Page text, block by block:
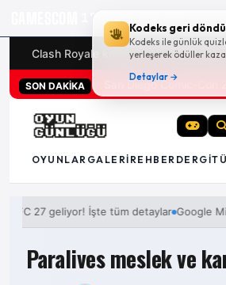
Kodeks geri
Kodeks ile günlük
yerleşerek ödüller
Detaylar →
17g 00:11:06
Clash Royale kodları Türk
SON DAKİKA
OYUNLAR GALERI REHBER DERGI
27 geliyor! İşte tüm detaylar Google Mini
Paralives meslek ve